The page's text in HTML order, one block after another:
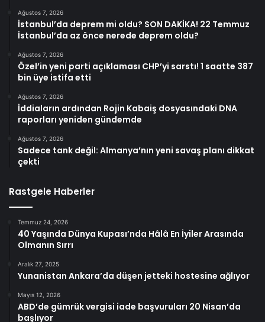
Ağustos 7, 2026
İstanbul’da deprem mi oldu? SON DAKİKA! 22 Temmuz
İstanbul’da az önce nerede deprem oldu?
Ağustos 7, 2026
Özel’in yeni parti açıklaması CHP’yi sarstı! 1 saatte 387
bin üye istifa etti
Ağustos 7, 2026
İddiaların ardından Rojin Kabaiş dosyasındaki DNA
raporları yeniden gündemde
Ağustos 7, 2026
Sadece tank değil: Almanya’nın yeni savaş planı dikkat
çekti
Rastgele Haberler
Temmuz 24, 2026
40 Yaşında Dünya Kupası’nda Hâlâ En İyiler Arasında
Olmanın Sırrı
Aralık 27, 2025
Yunanistan Ankara’da düşen jetteki hostesine ağlıyor
Mayıs 12, 2026
ABD’de gümrük vergisi iade başvuruları 20 Nisan’da
başlıyor